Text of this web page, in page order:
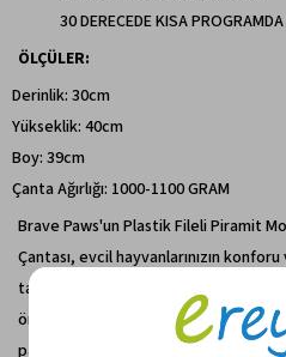
30 DERECEDE KISA
ÖLÇÜLER:
Derinlik: 30cm
Yükseklik: 40cm
Boy: 39cm
Çanta Ağırlığı: 1000-1100 GRAM
Brave Paws'un Plastik Fileli Piramit
Çantası, evcil hayvanlarınızın
tasarlanmıştır. Dayanıklı ve
ömürlüdür ve temizliği kolaydır.
panelleri, içerideki hava akışını